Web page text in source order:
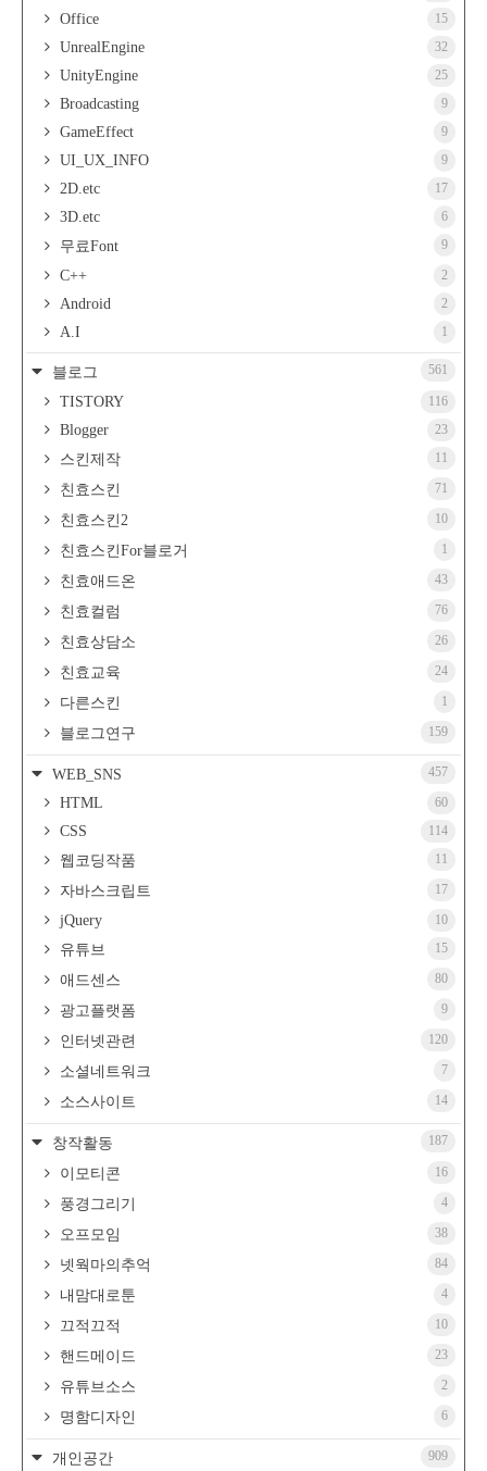
Office 15
UnrealEngine 32
UnityEngine 25
Broadcasting 9
GameEffect 9
UI_UX_INFO 9
2D.etc 17
3D.etc 6
무료Font 9
C++ 2
Android 2
A.I 1
블로그 561
TISTORY 116
Blogger 23
스킨제작 11
친효스킨 71
친효스킨2 10
친효스킨For블로거 1
친효애드온 43
친효컬럼 76
친효상담소 26
친효교육 24
다른스킨 1
블로그연구 159
WEB_SNS 457
HTML 60
CSS 114
웹코딩작품 11
자바스크립트 17
jQuery 10
유튜브 15
애드센스 80
광고플랫폼 9
인터넷관련 120
소셜네트워크 7
소스사이트 14
창작활동 187
이모티콘 16
풍경그리기 4
오프모임 38
넷웍마의추억 84
내맘대로툰 4
끄적끄적 10
핸드메이드 23
유튜브소스 2
명함디자인 6
개인공간 909